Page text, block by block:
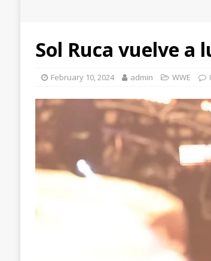
Sol Ruca vuelve a
February 10, 2024 admin WWE